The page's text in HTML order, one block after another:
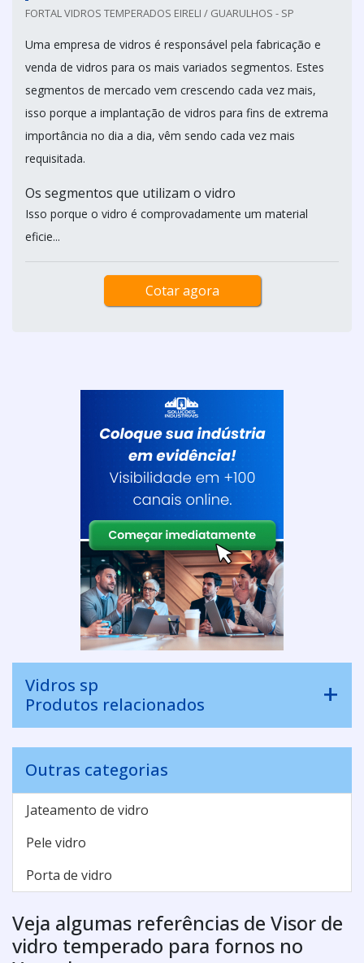
FORTAL VIDROS TEMPERADOS EIRELI / GUARULHOS - SP
Uma empresa de vidros é responsável pela fabricação e
venda de vidros para os mais variados segmentos. Estes
segmentos de mercado vem crescendo cada vez mais,
isso porque a implantação de vidros para fins de extrema
importância no dia a dia, vêm sendo cada vez mais
requisitada.
Os segmentos que utilizam o vidro
Isso porque o vidro é comprovadamente um material
eficie...
Cotar agora
Vidros sp
Produtos relacionados
Outras categorias
Jateamento de vidro
Pele vidro
Porta de vidro
Veja algumas referências de Visor de
vidro temperado para fornos no